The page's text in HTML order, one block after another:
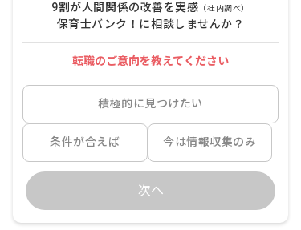
9割が人間関係の改善を実感 （社内調べ）
保育士バンク！に相談しませんか？
転職のご意向を教えてください
積極的に見つけたい
条件が合えば 今は情報収集のみ
次へ